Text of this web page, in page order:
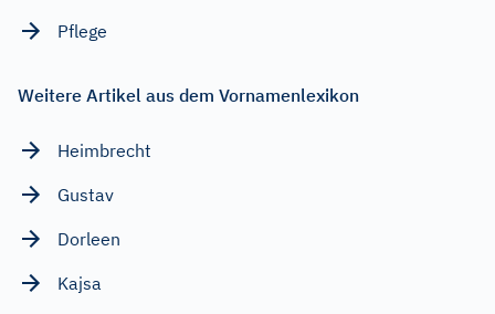
Pflege
Weitere Artikel aus dem Vornamenlexikon
Heimbrecht
Gustav
Dorleen
Kajsa